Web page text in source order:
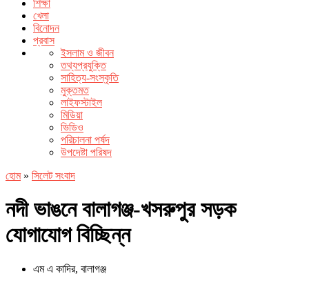
শিক্ষা
খেলা
বিনোদন
প্রবাস
ইসলাম ও জীবন
তথ্যপ্রযুক্তি
সাহিত্য-সংস্কৃতি
মুক্তমত
লাইফস্টাইল
মিডিয়া
ভিডিও
পরিচালনা পর্ষদ
উপদেষ্টা পরিষদ
হোম» সিলেট সংবাদ
নদী ভাঙনে বালাগঞ্জ-খসরুপুর সড়ক
যোগাযোগ বিচ্ছিন্ন
এম এ কাদির, বালাগঞ্জ